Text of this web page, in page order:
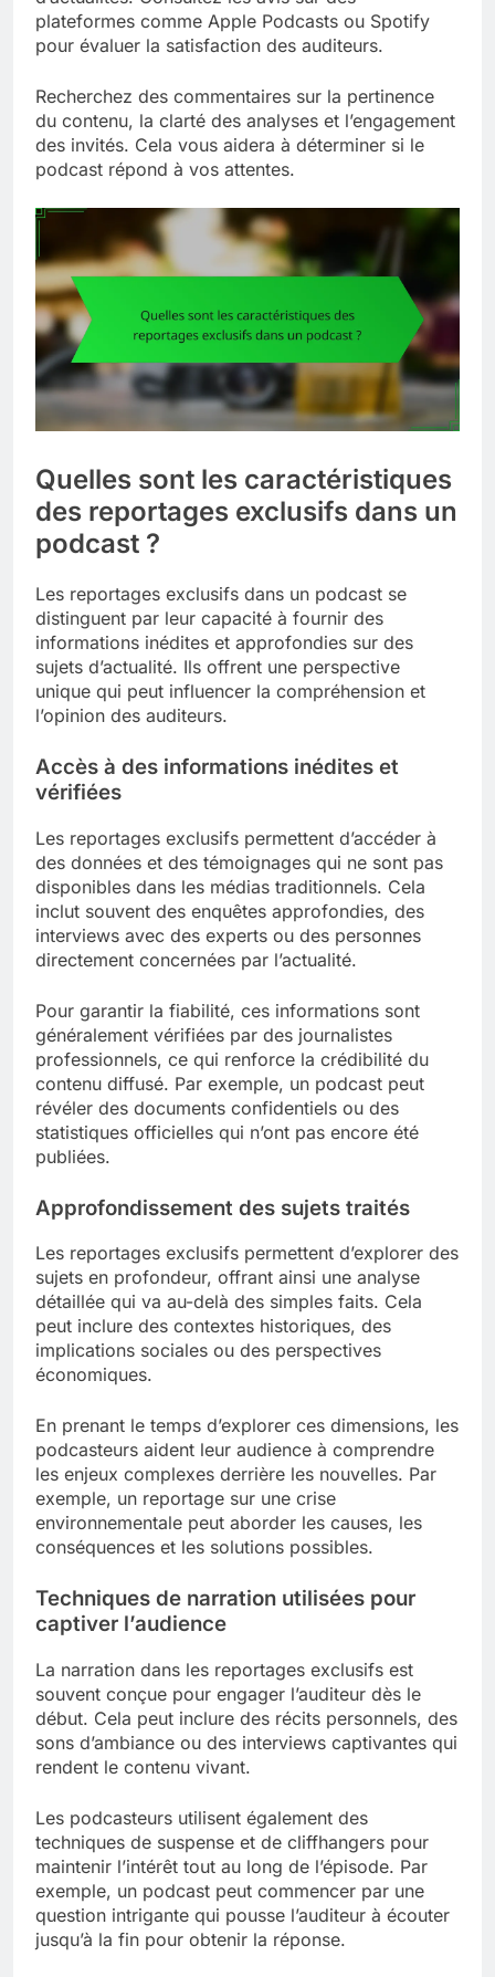
plateformes comme Apple Podcasts ou Spotify
pour évaluer la satisfaction des auditeurs.
Recherchez des commentaires sur la pertinence
du contenu, la clarté des analyses et l’engagement
des invités. Cela vous aidera à déterminer si le
podcast répond à vos attentes.
Quelles sont les caractéristiques
des reportages exclusifs dans un
podcast ?
Les reportages exclusifs dans un podcast se
distinguent par leur capacité à fournir des
informations inédites et approfondies sur des
sujets d’actualité. Ils offrent une perspective
unique qui peut influencer la compréhension et
l’opinion des auditeurs.
Accès à des informations inédites et
vérifiées
Les reportages exclusifs permettent d’accéder à
des données et des témoignages qui ne sont pas
disponibles dans les médias traditionnels. Cela
inclut souvent des enquêtes approfondies, des
interviews avec des experts ou des personnes
directement concernées par l’actualité.
Pour garantir la fiabilité, ces informations sont
généralement vérifiées par des journalistes
professionnels, ce qui renforce la crédibilité du
contenu diffusé. Par exemple, un podcast peut
révéler des documents confidentiels ou des
statistiques officielles qui n’ont pas encore été
publiées.
Approfondissement des sujets traités
Les reportages exclusifs permettent d’explorer des
sujets en profondeur, offrant ainsi une analyse
détaillée qui va au-delà des simples faits. Cela
peut inclure des contextes historiques, des
implications sociales ou des perspectives
économiques.
En prenant le temps d’explorer ces dimensions, les
podcasteurs aident leur audience à comprendre
les enjeux complexes derrière les nouvelles. Par
exemple, un reportage sur une crise
environnementale peut aborder les causes, les
conséquences et les solutions possibles.
Techniques de narration utilisées pour
captiver l’audience
La narration dans les reportages exclusifs est
souvent conçue pour engager l’auditeur dès le
début. Cela peut inclure des récits personnels, des
sons d’ambiance ou des interviews captivantes qui
rendent le contenu vivant.
Les podcasteurs utilisent également des
techniques de suspense et de cliffhangers pour
maintenir l’intérêt tout au long de l’épisode. Par
exemple, un podcast peut commencer par une
question intrigante qui pousse l’auditeur à écouter
jusqu’à la fin pour obtenir la réponse.